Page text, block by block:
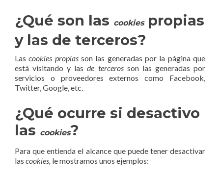
¿Qué son las cookiespropias
y las de terceros?
Lascookies propiasson las generadas por la página que
está visitando y lasde tercerosson las generadas por
servicios o proveedores externos como Facebook,
Twitter, Google, etc.
¿Qué ocurre si desactivo
las cookies?
Para que entienda el alcance que puede tener desactivar
las cookies, le mostramos unos ejemplos: